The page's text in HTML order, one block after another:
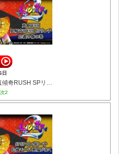
日
真･RUSH 真傾奇RUSH SPリーチ 忠義の傷の巻
2